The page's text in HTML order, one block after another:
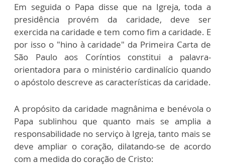
Em seguida o Papa disse que na Igreja, toda a
presidência provém da caridade, deve ser
exercida na caridade e tem como fim a caridade. E
por isso o "hino à caridade" da Primeira Carta de
São Paulo aos Coríntios constitui a palavra-
orientadora para o ministério cardinalício quando
o apóstolo descreve as características da caridade.
A propósito da caridade magnânima e benévola o
Papa sublinhou que quanto mais se amplia a
responsabilidade no serviço à Igreja, tanto mais se
deve ampliar o coração, dilatando-se de acordo
com a medida do coração de Cristo: